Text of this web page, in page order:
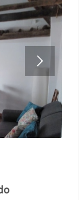
2 3 4 5